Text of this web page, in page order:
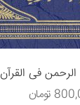
فی القرآن
تومان